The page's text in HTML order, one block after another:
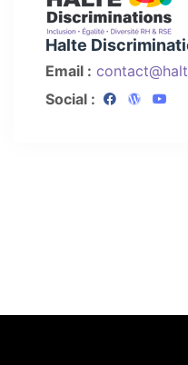
Halte
Email :
Social :